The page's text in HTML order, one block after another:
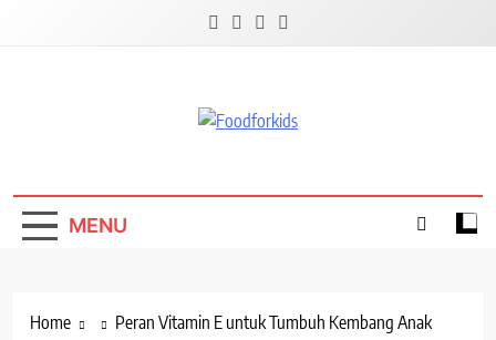
MENU
Home Peran Vitamin E untuk Tumbuh Kembang Anak